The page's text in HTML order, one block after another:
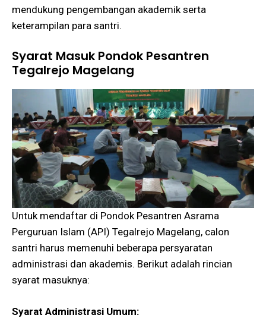
mendukung pengembangan akademik serta
keterampilan para santri.
Syarat Masuk Pondok Pesantren
Tegalrejo Magelang
Untuk mendaftar di Pondok Pesantren Asrama
Perguruan Islam (API) Tegalrejo Magelang, calon
santri harus memenuhi beberapa persyaratan
administrasi dan akademis. Berikut adalah rincian
syarat masuknya:
Syarat Administrasi Umum: